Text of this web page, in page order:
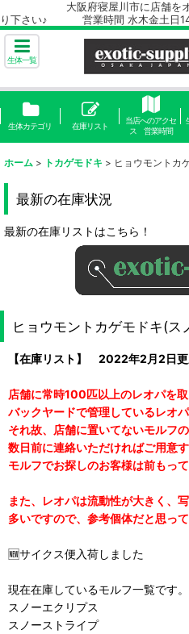
大阪府寝屋川市に店舗をオー
り下さい♪ 営業時間 水木金土日
生体一覧
生体カテゴリ 在庫リスト
当店へのアクセ
ス 営業時間
ホーム > トカゲモドキ > ヒョウモントカ
最新の在庫状況
最新の在庫リストはこちら！
ヒョウモントカゲモドキ(ス
【在庫リスト】 2022年2月2日
店舗に常時100匹以上のレオパを取
バックヤードで管理しているレオパ
それ故、店舗に置いてないモルフ
数日前に連絡いただければご用意
モルフでお探しのお客様は前もって
また、レオパは流動性が大きく、
多いですので、参考個体だと思っ
🆕サイクス便入荷しました
現在在庫しているモルフ一覧です。
スノーエクリプス
スノーストライプ